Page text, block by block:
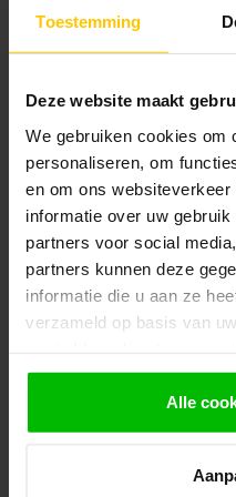
Toestemming
Deze website maakt
We gebruiken cookies om
personaliseren, om
en om ons
informatie over uw
partners voor social
partners kunnen deze
informatie die u aan ze
verzameld op basis van
gebruiken.
Alle
contact op met
graag verder
producten
1.Voeg alle
winkelwagen.
2.Ga naar de
3.Rond de
afhalen in de
opmerkingen
bestelling
leggen
onze